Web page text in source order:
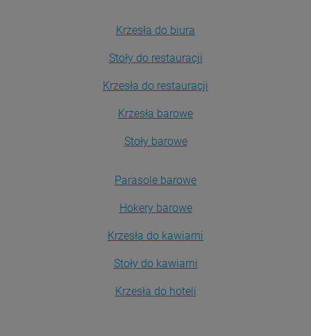
Krzesła do biura
Stoły do restauracji
Krzesła do restauracji
Krzesła barowe
Stoły barowe
Parasole barowe
Hokery barowe
Krzesła do kawiarni
Stoły do kawiarni
Krzesła do hoteli